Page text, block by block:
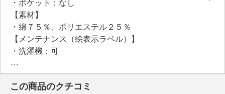
・ポケット：なし
【素材】
・綿７５％、ポリエステル２５％
【メンテナンス（絵表示ラベル）】
・洗濯機：可
・漂白処理：塩素系・酸素系漂白不可
・タンブル乾燥：不可
・自然乾燥：日陰の吊り干し
この商品のクチコミ